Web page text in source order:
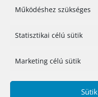
Működéshez szükséges
Statisztikai célú sütik
Marketing célú sütik
Apple a